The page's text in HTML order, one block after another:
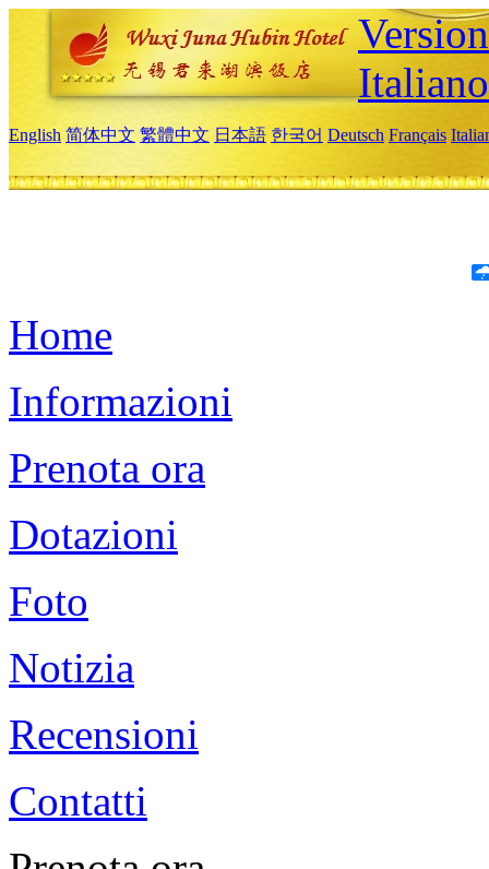
Italiano
English 简体中文 繁體中文 日本語 한국어 Deutsch Français
Home
Informazioni
Prenota ora
Dotazioni
Foto
Notizia
Recensioni
Contatti